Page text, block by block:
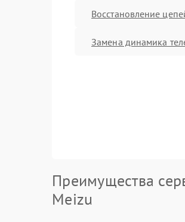
Восстановление
Замена динамика
Преимущества
Meizu